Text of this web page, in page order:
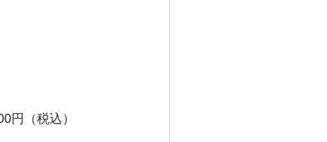
円（税込）